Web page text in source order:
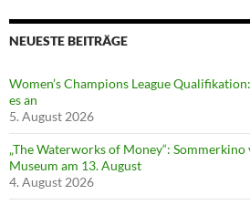
NEUESTE BEITRÄGE
Women’s Champions League
es an
5. August 2026
„The Waterworks of Money“:
Museum am 13. August
4. August 2026